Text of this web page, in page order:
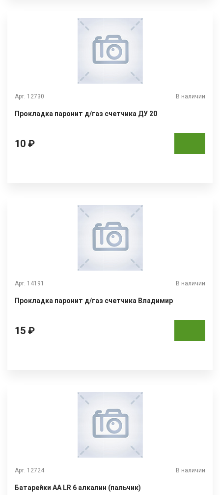
Арт. 12730 В наличии
Прокладка паронит д/газ счетчика ДУ 20
10 ₽
Арт. 14191 В наличии
Прокладка паронит д/газ счетчика Владимир
15 ₽
Арт. 12724 В наличии
Батарейки АА LR 6 алкалин (пальчик)